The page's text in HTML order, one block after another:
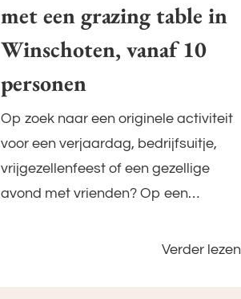
met een grazing table in
Winschoten, vanaf 10
personen
Op zoek naar een originele activiteit
voor een verjaardag, bedrijfsuitje,
vrijgezellenfeest of een gezellige
avond met vrienden? Op een…
Verder lezen